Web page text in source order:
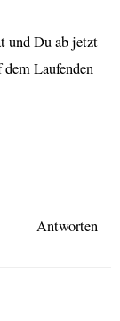
und Du ab jetzt
Laufenden
Antworten